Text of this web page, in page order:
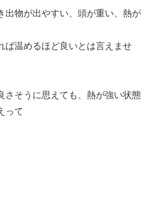
出物が出やすい、頭が重い、熱が
ば温めるほど良いとは言えませ
さそうに思えても、熱が強い状態
って